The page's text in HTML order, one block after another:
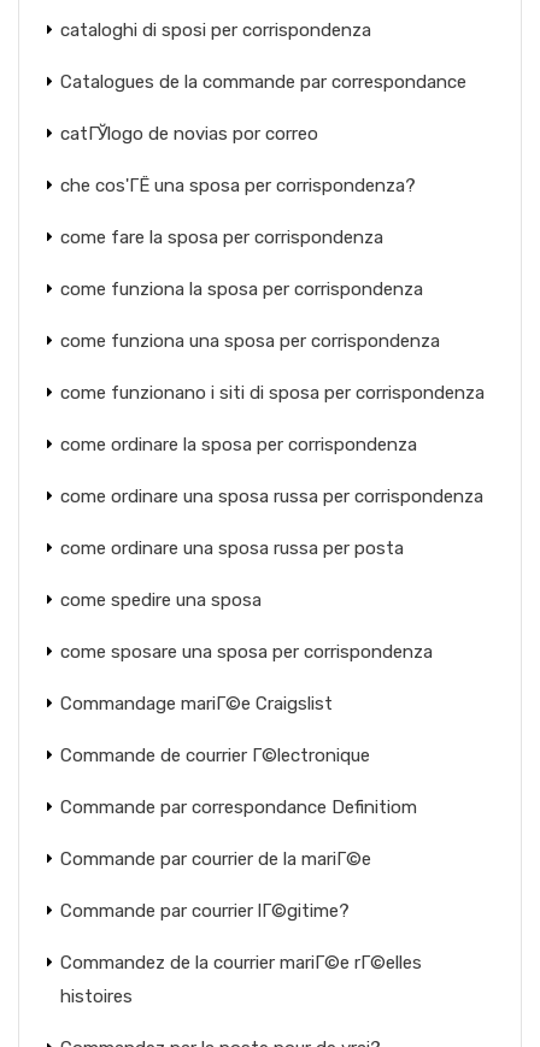
cataloghi di sposi per corrispondenza
Catalogues de la commande par correspondance
catГЎlogo de novias por correo
che cos'ГЁ una sposa per corrispondenza?
come fare la sposa per corrispondenza
come funziona la sposa per corrispondenza
come funziona una sposa per corrispondenza
come funzionano i siti di sposa per corrispondenza
come ordinare la sposa per corrispondenza
come ordinare una sposa russa per corrispondenza
come ordinare una sposa russa per posta
come spedire una sposa
come sposare una sposa per corrispondenza
Commandage mariГ©e Craigslist
Commande de courrier Г©lectronique
Commande par correspondance Definitiom
Commande par courrier de la mariГ©e
Commande par courrier lГ©gitime?
Commandez de la courrier mariГ©e rГ©elles
histoires